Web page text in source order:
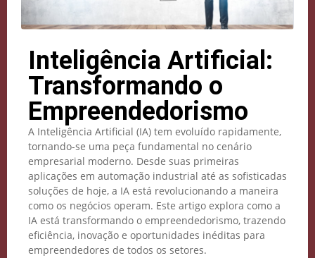
Inteligência Artificial:
Transformando o
Empreendedorismo
A Inteligência Artificial (IA) tem evoluído rapidamente,
tornando-se uma peça fundamental no cenário
empresarial moderno. Desde suas primeiras
aplicações em automação industrial até as sofisticadas
soluções de hoje, a IA está revolucionando a maneira
como os negócios operam. Este artigo explora como a
IA está transformando o empreendedorismo, trazendo
eficiência, inovação e oportunidades inéditas para
empreendedores de todos os setores.